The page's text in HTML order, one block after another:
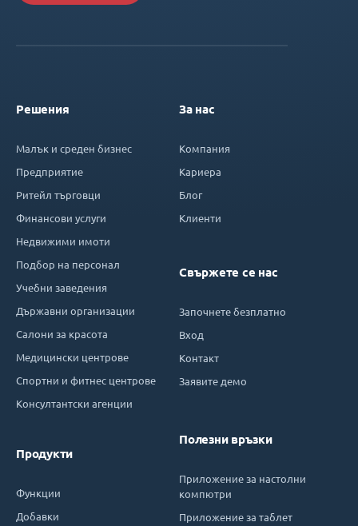
Решения
Малък и среден бизнес
Предприятие
Ритейл търговци
Финансови услуги
Недвижими имоти
Подбор на персонал
Учебни заведения
Държавни организации
Салони за красота
Медицински центрове
Спортни и фитнес центрове
Консултантски агенции
Продукти
Функции
Добавки
За нас
Компания
Кариера
Блог
Клиенти
Свържете се нас
Започнете безплатно
Вход
Контакт
Заявите демо
Полезни връзки
Приложение за настолни
компютри
Приложение за таблет